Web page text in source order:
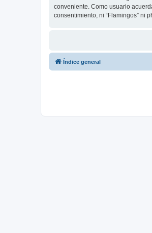
conveniente. Como usuario
consentimiento, ni “Flamingos” ni
Índice general